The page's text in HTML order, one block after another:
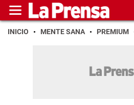
INICIO MENTE SANA PREMIUM